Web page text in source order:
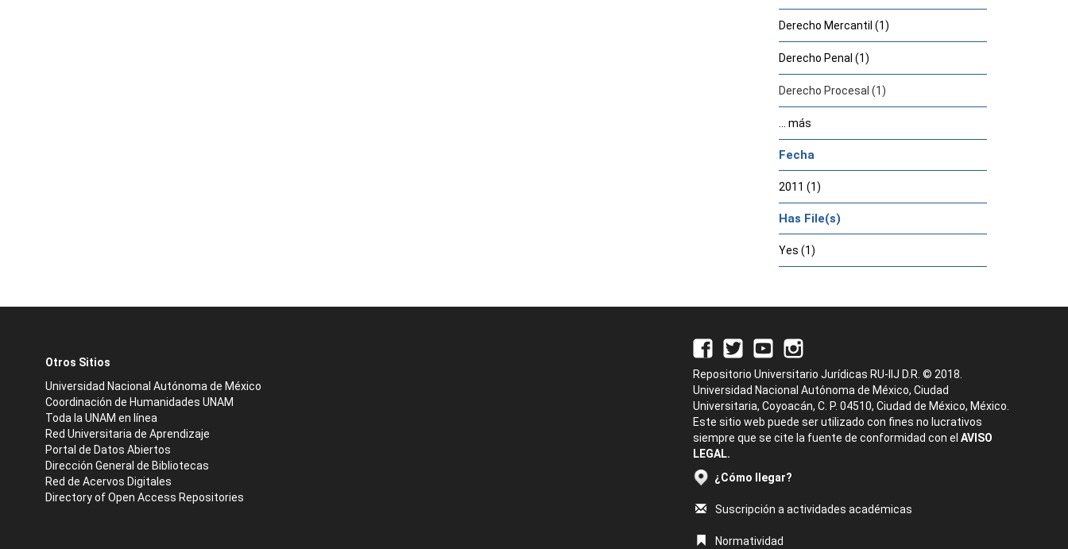
Derecho Mercantil (1)
Derecho Penal (1)
Derecho Procesal (1)
... más
Fecha
2011 (1)
Has File(s)
Yes (1)
Otros Sitios
Universidad Nacional Autónoma de México
Coordinación de Humanidades UNAM
Toda la UNAM en línea
Red Universitaria de Aprendizaje
Portal de Datos Abiertos
Dirección General de Bibliotecas
Red de Acervos Digitales
Directory of Open Access Repositories
Repositorio Universitario Jurídicas RU-IIJ D.R. © 2018.
Universidad Nacional Autónoma de México, Ciudad
Universitaria, Coyoacán, C. P. 04510, Ciudad de México, México.
Este sitio web puede ser utilizado con fines no lucrativos
siempre que se cite la fuente de conformidad con el AVISO
LEGAL.
¿Cómo llegar?
Suscripción a actividades académicas
Normatividad